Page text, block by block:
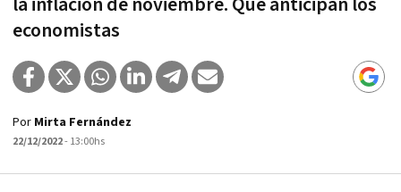
economistas
Por Mirta Fernández
22/12/2022- 13:00hs